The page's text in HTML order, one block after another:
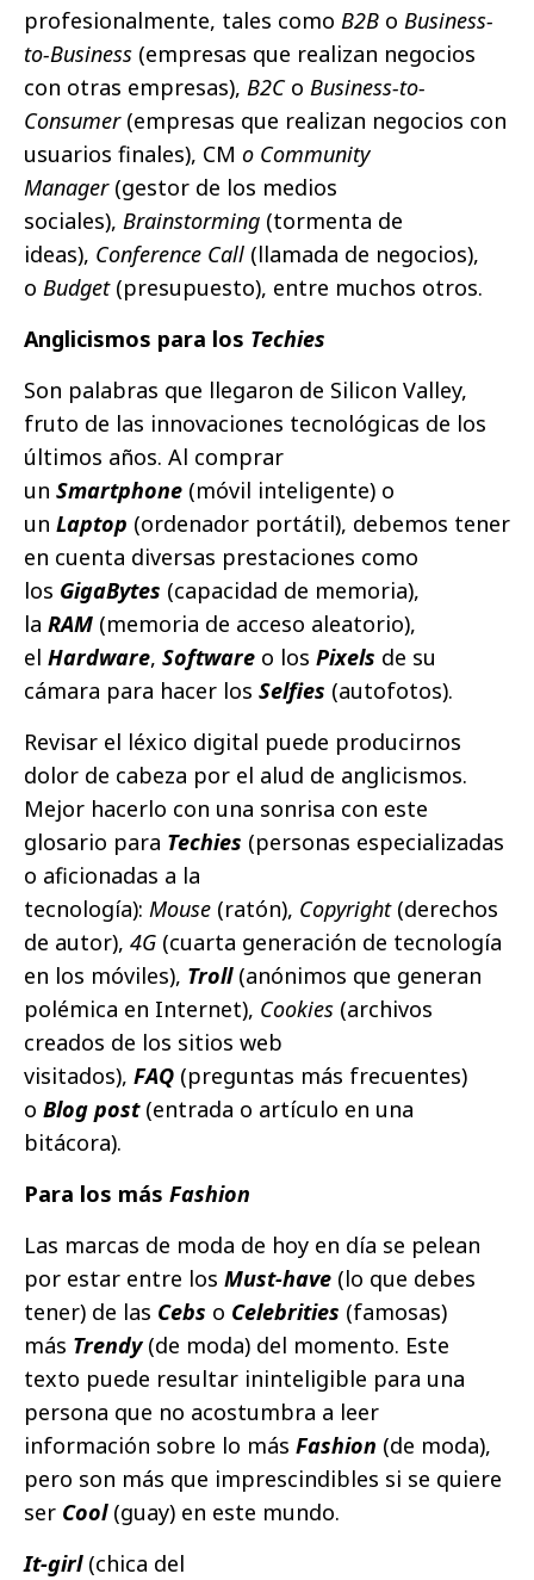
profesionalmente, tales como B2B o Business-
to-Business (empresas que realizan negocios
con otras empresas), B2C o Business-to-
Consumer(empresas que realizan negocios con
usuarios finales), CM o Community
Manager(gestor de los medios
sociales), Brainstorming (tormenta de
ideas), Conference Call (llamada de negocios),
o Budget(presupuesto), entre muchos otros.
Anglicismos para los Techies
Son palabras que llegaron de Silicon Valley,
fruto de las innovaciones tecnológicas de los
últimos años. Al comprar
un Smartphone (móvil inteligente) o
un Laptop (ordenador portátil), debemos tener
en cuenta diversas prestaciones como
los GigaBytes (capacidad de memoria),
la RAM (memoria de acceso aleatorio),
el Hardware, Software o los Pixels de su
cámara para hacer los Selfies (autofotos).
Revisar el léxico digital puede producirnos
dolor de cabeza por el alud de anglicismos.
Mejor hacerlo con una sonrisa con este
glosario para Techies (personas especializadas
o aficionadas a la
tecnología): Mouse (ratón), Copyright(derechos
de autor), 4G (cuarta generación de tecnología
en los móviles), Troll (anónimos que generan
polémica en Internet), Cookies (archivos
creados de los sitios web
visitados), FAQ (preguntas más frecuentes)
o Blog post(entrada o artículo en una
bitácora).
Para los más Fashion
Las marcas de moda de hoy en día se pelean
por estar entre los Must-have (lo que debes
tener) de las Cebs o Celebrities (famosas)
más Trendy(de moda) del momento. Este
texto puede resultar ininteligible para una
persona que no acostumbra a leer
información sobre lo más Fashion (de moda),
pero son más que imprescindibles si se quiere
ser Cool (guay) en este mundo.
It-girl (chica del